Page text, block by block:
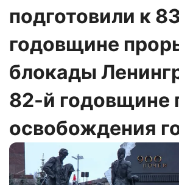
подготовили к
годовщине
блокады
82-й годовщине
освобождения